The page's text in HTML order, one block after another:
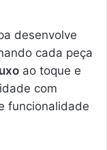
desenvolve
cada peça
ao toque e
com
funcionalidade